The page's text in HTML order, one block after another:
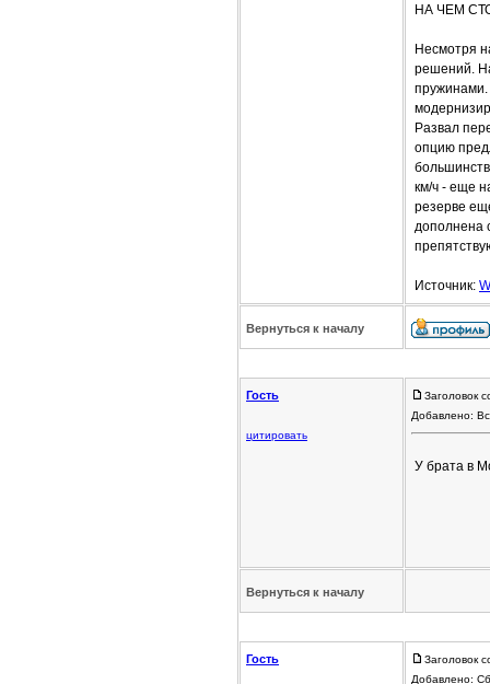
НА ЧЕМ
Несмотря
решений.
пружинами.
Развал
опцию
км/ч - еще
резерве
дополнена
Источник:
Вернуться к началу
Гость
цитировать
Заголовок
Добавлено:
У брата в
Вернуться к началу
Гость
Заголовок
Добавлено: